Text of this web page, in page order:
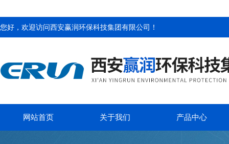
您好，欢迎访问西安赢润环保科技集团有限公司 ！
网站首页 关于我们 产品中心